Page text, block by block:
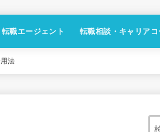
転職エージェント 転職相談・キャリア
法